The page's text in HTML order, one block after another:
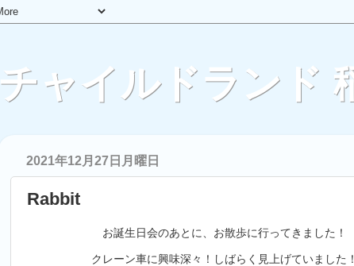
チャイルドランド
2021年12月27日月曜日
Rabbit
お誕生日会のあとに、お散歩に行ってきました！
クレーン車に興味深々！しばらく見上げていました！